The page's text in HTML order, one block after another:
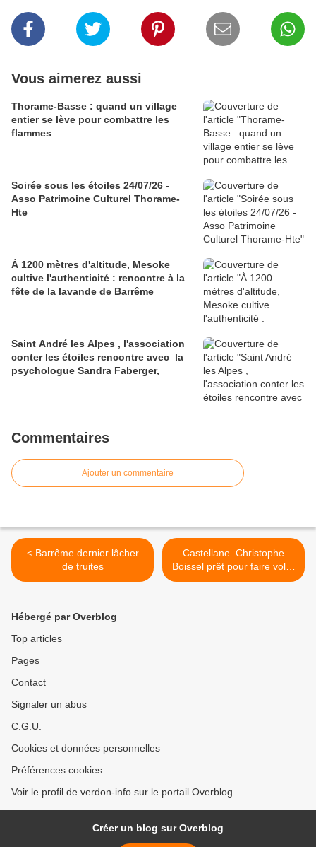
Vous aimerez aussi
Thorame-Basse : quand un village
entier se lève pour combattre les
flammes
Soirée sous les étoiles 24/07/26 -
Asso Patrimoine Culturel Thorame-
Hte
À 1200 mètres d'altitude, Mesoke
cultive l'authenticité : rencontre à la
fête de la lavande de Barrême
Saint André les Alpes , l'association
conter les étoiles rencontre avec la
psychologue Sandra Faberger,
Commentaires
Ajouter un commentaire
< Barrême dernier lâcher
de truites
Castellane Christophe
Boissel prêt pour faire voler
son drone. >
Hébergé par Overblog
Top articles
Pages
Contact
Signaler un abus
C.G.U.
Cookies et données personnelles
Préférences cookies
Voir le profil de verdon-info sur le portail Overblog
Créer un blog sur Overblog